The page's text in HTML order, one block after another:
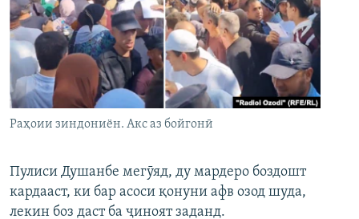
Раҳоии зиндониён. Акс аз бойгонӣ
Пулиси Душанбе мегӯяд, ду мардеро боздошт
кардааст, ки бар асоси қонуни афв озод шуда,
лекин боз даст ба ҷиноят заданд.